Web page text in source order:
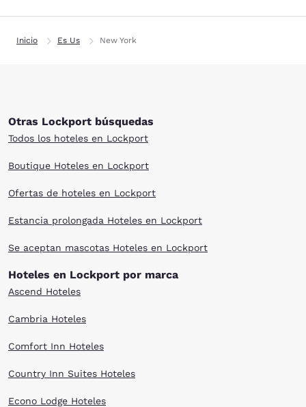
Inicio Es Us New York
Otras Lockport búsquedas
Todos los hoteles en Lockport
Boutique Hoteles en Lockport
Ofertas de hoteles en Lockport
Estancia prolongada Hoteles en Lockport
Se aceptan mascotas Hoteles en Lockport
Hoteles en Lockport por marca
Ascend Hoteles
Cambria Hoteles
Comfort Inn Hoteles
Country Inn Suites Hoteles
Econo Lodge Hoteles